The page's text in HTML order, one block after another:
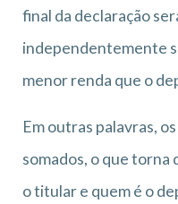
final da declaração
independentemente
menor renda que o
Em outras palavras,
somados, o que
o titular e quem é o